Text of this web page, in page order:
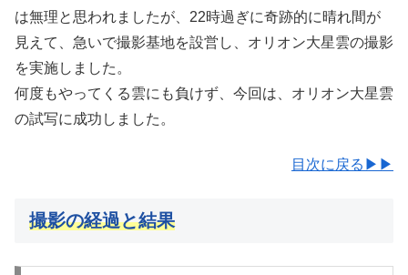
は無理と思われましたが、22時過ぎに奇跡的に晴れ間が
見えて、急いで撮影基地を設営し、オリオン大星雲の撮影
を実施しました。
何度もやってくる雲にも負けず、今回は、オリオン大星雲
の試写に成功しました。
目次に戻る▶▶
撮影の経過と結果